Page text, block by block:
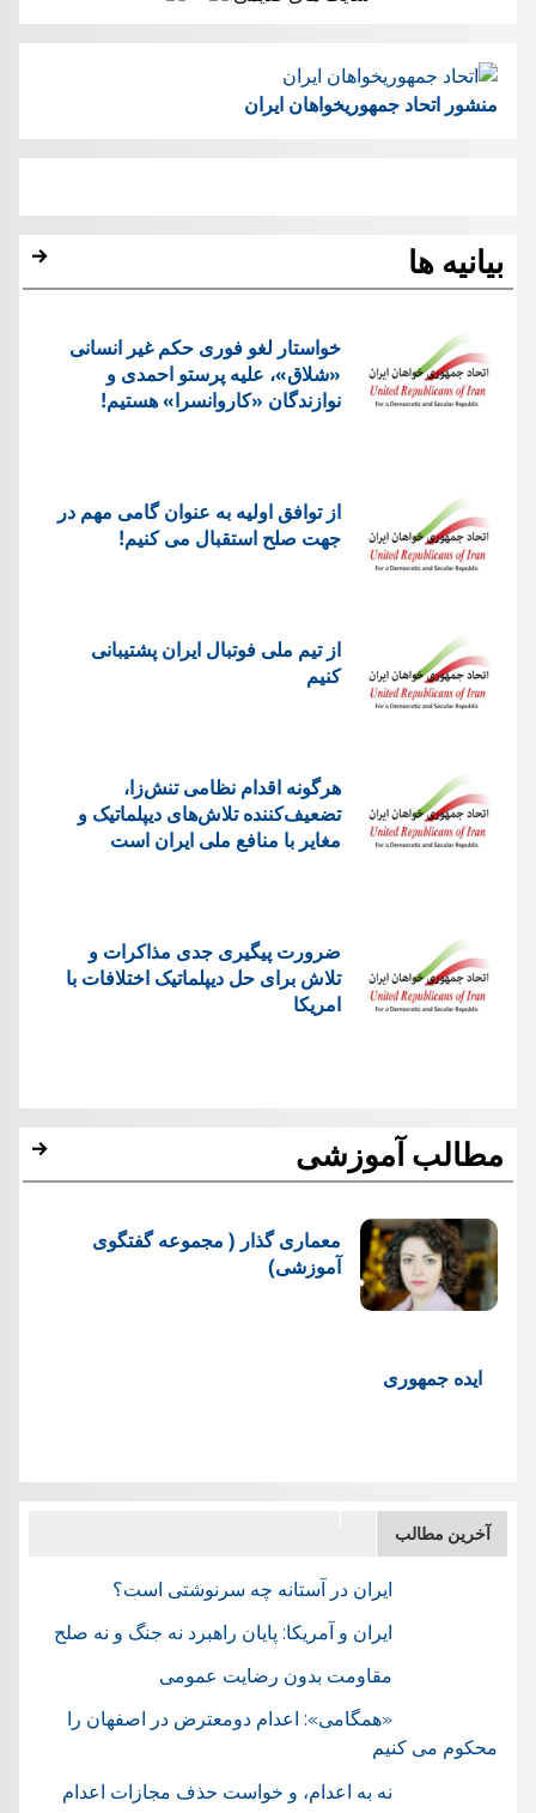
منشور اتحاد جمهوریخواهان ایران
بیانیه ها
خواستار لغو فوری حکم غیر انسانی
«شلاق»، علیه پرستو احمدی و
نوازندگان «کاروانسرا» هستیم!
از توافق اولیه به عنوان گامی مهم در
جهت صلح استقبال می کنیم!
از تیم ملی فوتبال ایران پشتیبانی
کنیم
هرگونه اقدام نظامی تنش‌زا،
تضعیف‌کننده تلاش‌های دیپلماتیک و
مغایر با منافع ملی ایران است
ضرورت پیگیری جدی مذاکرات و
تلاش برای حل دیپلماتیک اختلافات با
امریکا
مطالب آموزشی
معماری گذار ( مجموعه گفتگوی
آموزشی)
ایده جمهوری
آخرین مطالب
ایران در آستانه چه سرنوشتی است؟
ایران و آمریکا: پایان راهبرد نه جنگ و نه صلح
مقاومت بدون رضایت عمومی
«همگامی»: اعدام دومعترض در اصفهان را
محکوم می کنیم
نه به اعدام، و خواست حذف مجازات اعدام